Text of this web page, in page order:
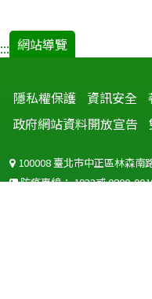
::: 網站導覽
隱私權保護 資訊安全
政府網站資料開放宣告
100008 臺北市中正區林森南
防疫專線：1922或0800-